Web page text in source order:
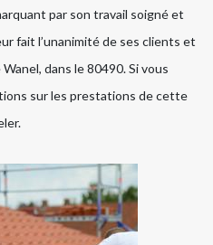
par son travail soigné et
fait l’unanimité de ses clients et
dans le 80490. Si vous
sur les prestations de cette